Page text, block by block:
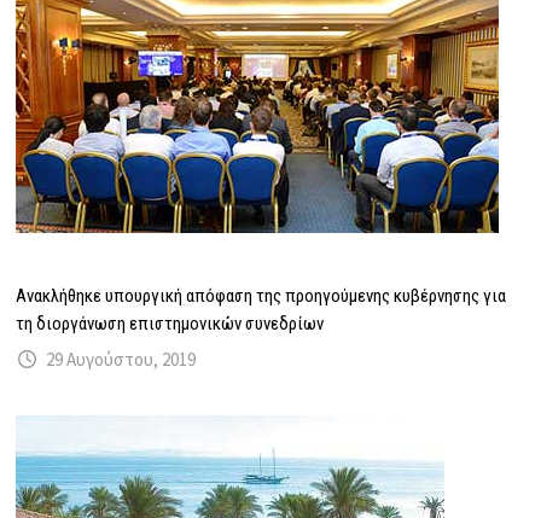
Ανακλήθηκε υπουργική απόφαση της προηγούμενης κυβέρνησης για
τη διοργάνωση επιστημονικών συνεδρίων
29 Αυγούστου, 2019